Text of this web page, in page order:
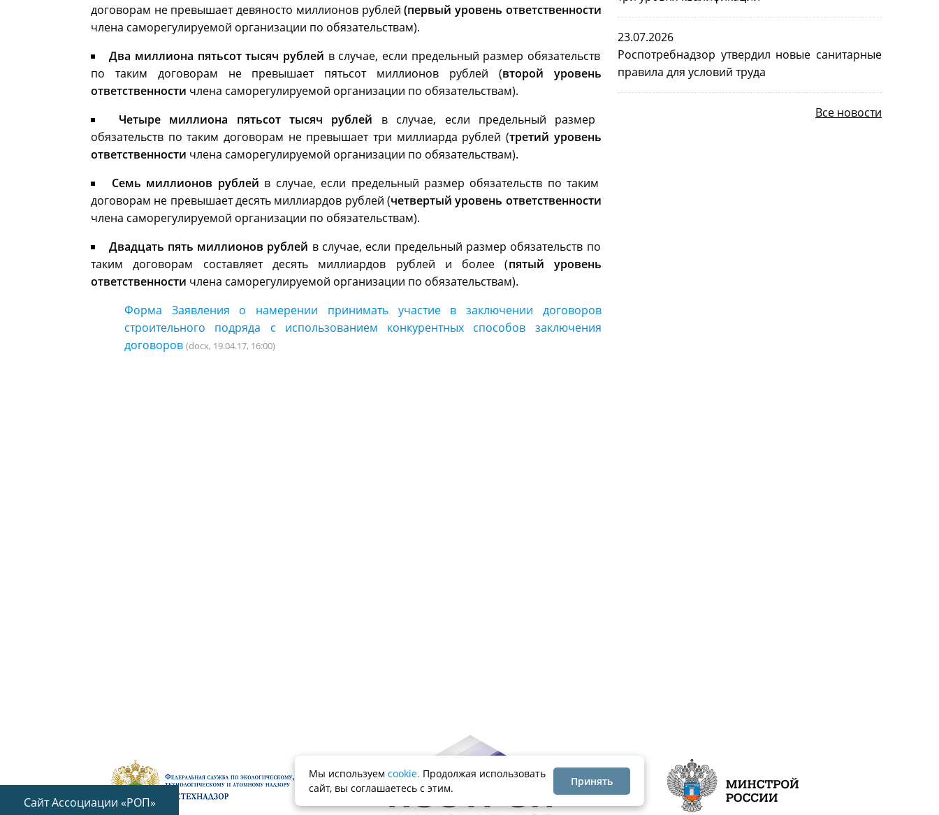
договорам не превышает девяносто миллионов рублей (первый уровень ответственности
члена саморегулируемой организации по обязательствам).
Два миллиона пятьсот тысяч рублей в случае, если предельный размер обязательств
по таким договорам не превышает пятьсот миллионов рублей (второй уровень
ответственности члена саморегулируемой организации по обязательствам).
Четыре миллиона пятьсот тысяч рублей в случае, если предельный размер
обязательств по таким договорам не превышает три миллиарда рублей (третий уровень
ответственности члена саморегулируемой организации по обязательствам).
Семь миллионов рублей в случае, если предельный размер обязательств по таким
договорам не превышает десять миллиардов рублей (четвертый уровень ответственности
члена саморегулируемой организации по обязательствам).
Двадцать пять миллионов рублей в случае, если предельный размер обязательств по
таким договорам составляет десять миллиардов рублей и более (пятый уровень
ответственности члена саморегулируемой организации по обязательствам).
Форма Заявления о намерении принимать участие в заключении договоров
строительного подряда с использованием конкурентных способов заключения
договоров (docx, 19.04.17, 16:00)
23.07.2026
Роспотребнадзор утвердил новые санитарные
правила для условий труда
Все новости
Сайт Ассоциации «РОП»
Мы используем cookie. Продолжая использовать
сайт, вы соглашаетесь с этим.
Принять